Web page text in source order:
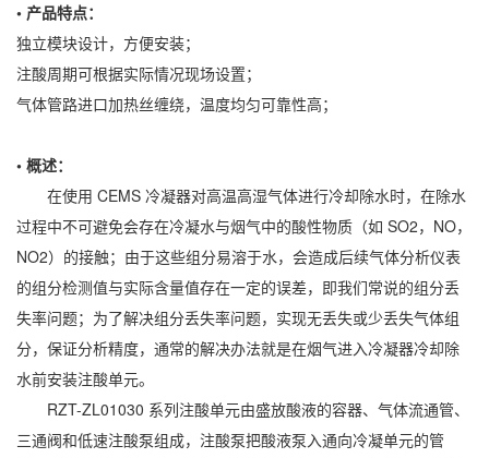
• 产品特点：
独立模块设计，方便安装；
注酸周期可根据实际情况现场设置；
气体管路进口加热丝缠绕，温度均匀可靠性高；
• 概述：
在使用 CEMS 冷凝器对高温高湿气体进行冷却除水时，在除水
过程中不可避免会存在冷凝水与烟气中的酸性物质（如 SO2，NO，
NO2）的接触；由于这些组分易溶于水，会造成后续气体分析仪表
的组分检测值与实际含量值存在一定的误差，即我们常说的组分丢
失率问题；为了解决组分丢失率问题，实现无丢失或少丢失气体组
分，保证分析精度，通常的解决办法就是在烟气进入冷凝器冷却除
水前安装注酸单元。
RZT-ZL01030 系列注酸单元由盛放酸液的容器、气体流通管、
三通阀和低速注酸泵组成，注酸泵把酸液泵入通向冷凝单元的管